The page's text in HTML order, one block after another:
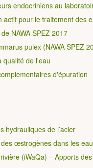
endocriniens au
pour le traitement des
NAWA SPEZ 2017
pulex (NAWA SPEZ
qualité de l'eau
d'épuration
hydrauliques de l’acier
œstrogènes dans les
(iWaQa) – Apports